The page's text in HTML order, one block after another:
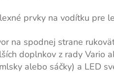
prvky na vodítku pre
na spodnej strane
doplnkov z rady Vario
alebo sáčky) a LED